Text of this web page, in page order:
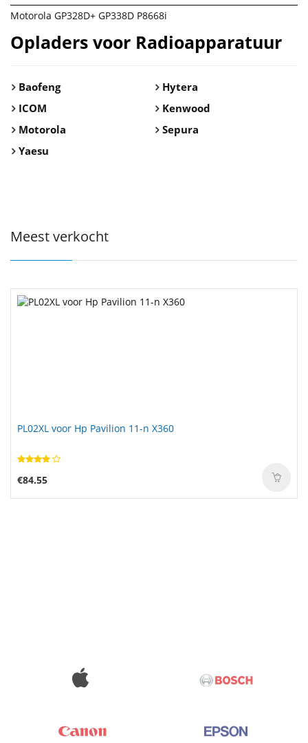
Motorola GP328D+ GP338D P8668i
Opladers voor Radioapparatuur
Baofeng
Hytera
ICOM
Kenwood
Motorola
Sepura
Yaesu
Meest verkocht
PL02XL voor Hp Pavilion 11-n X360
€84.55
MS920SE-FL27E voor Seiko Meters Back Power ML920
€24.99